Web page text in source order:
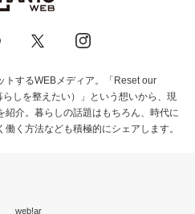
トするWEBメディア。「Reset our
しを整えたい）」という想いから、現
介。暮らしの話題はもちろん、時代に
く方法なども積極的にシェアします。
web!ar